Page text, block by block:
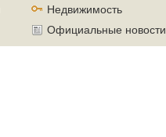
Недвижимость
Официальные новости